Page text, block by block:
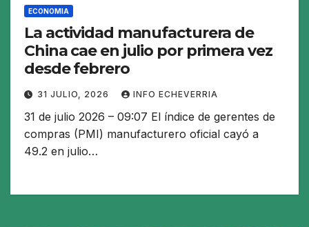
ECONOMIA
La actividad manufacturera de
China cae en julio por primera vez
desde febrero
31 JULIO, 2026 INFO ECHEVERRIA
31 de julio 2026 – 09:07 El índice de gerentes de
compras (PMI) manufacturero oficial cayó a
49.2 en julio…